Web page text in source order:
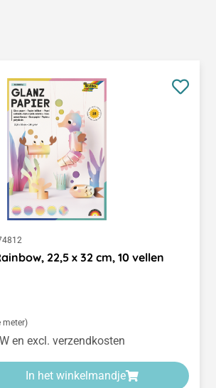
22,5 x 32 cm, 10 vellen
meter)
en excl. verzendkosten
In het winkelmandje